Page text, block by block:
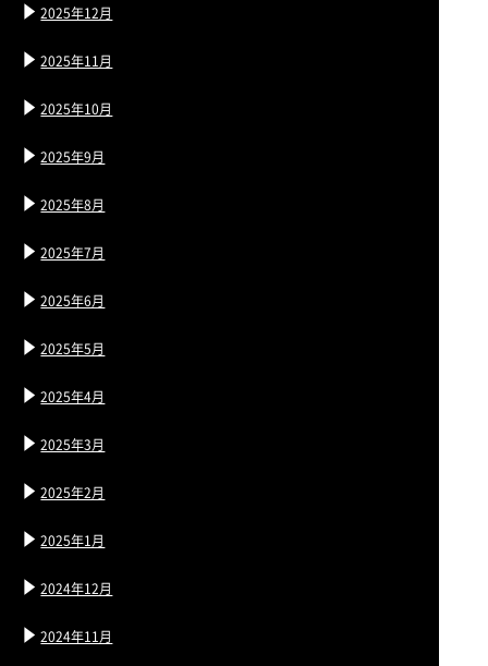
2025年12月
2025年11月
2025年10月
2025年9月
2025年8月
2025年7月
2025年6月
2025年5月
2025年4月
2025年3月
2025年2月
2025年1月
2024年12月
2024年11月